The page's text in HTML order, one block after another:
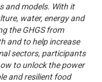
and models. With it
water, energy and
the GHGS from
and to help increase
sectors, participants
to unlock the power
and resilient food